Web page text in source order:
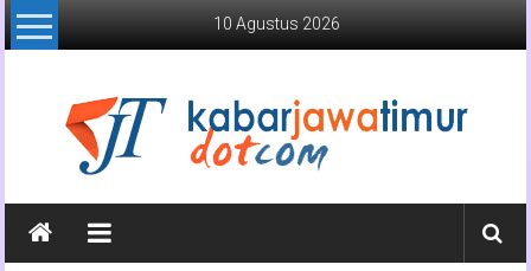
Lompat
ke
10 Agustus 2026
Kabar
Jawa